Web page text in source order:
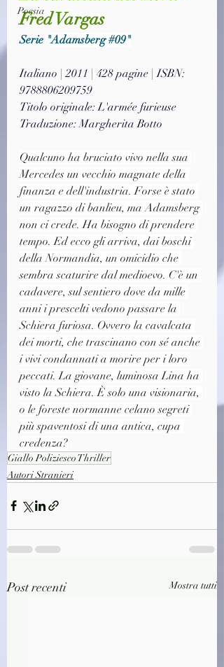
Poesia
Fred Vargas
Serie "Adamsberg #09"
Italiano | 2011 | 428 pagine | ISBN:
9788806209759
Titolo originale: L'armée furieuse
Traduzione: Margherita Botto
Qualcuno ha bruciato vivo nella sua
Mercedes un vecchio magnate della
finanza e dell'industria. Forse è stato
un ragazzo di banlieu, ma Adamsberg
non ci crede. Ha bisogno di prendere
tempo. Ed ecco gli arriva, dai boschi
della Normandia, un omicidio che
sembra scaturire dal medioevo. C'è un
cadavere, sul sentiero dove da mille
anni i prescelti vedono passare la
Schiera furiosa. Ovvero la cavalcata
dei morti, che trascinano con sé anche
i vivi condannati a morire per i loro
peccati. La giovane, luminosa Lina ha
visto la Schiera. È solo una visionaria,
o le foreste normanne celano segreti
più spaventosi di una antica, cupa
credenza?
Giallo Poliziesco Thriller
Autori Stranieri
Post recenti Mostra tutti